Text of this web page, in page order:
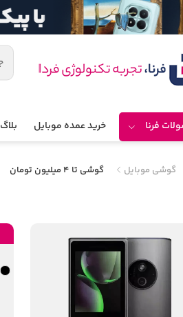
فرنا خرید عمده موبایل بلاگ
گوشی موبایل گوشی تا 4 میلیون تومان